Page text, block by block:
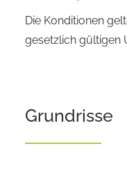
Die Konditionen
gesetzlich gültigen
Grundrisse